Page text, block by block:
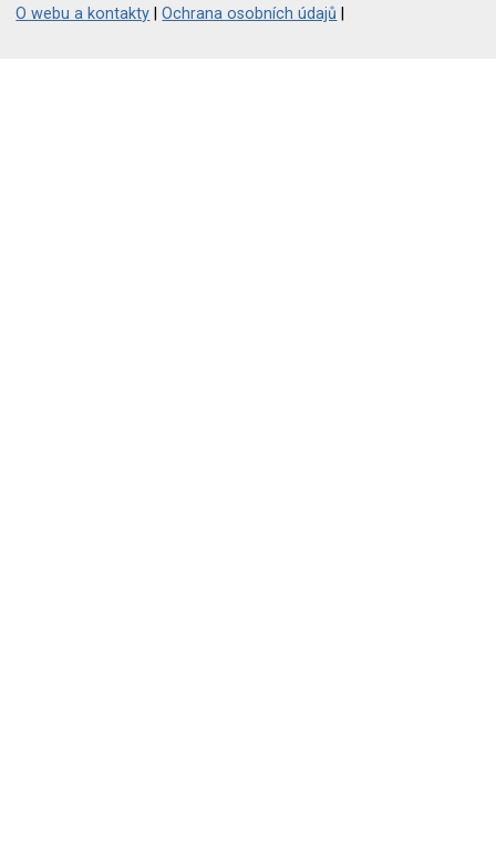
O webu a kontakty |Ochrana osobních údajů